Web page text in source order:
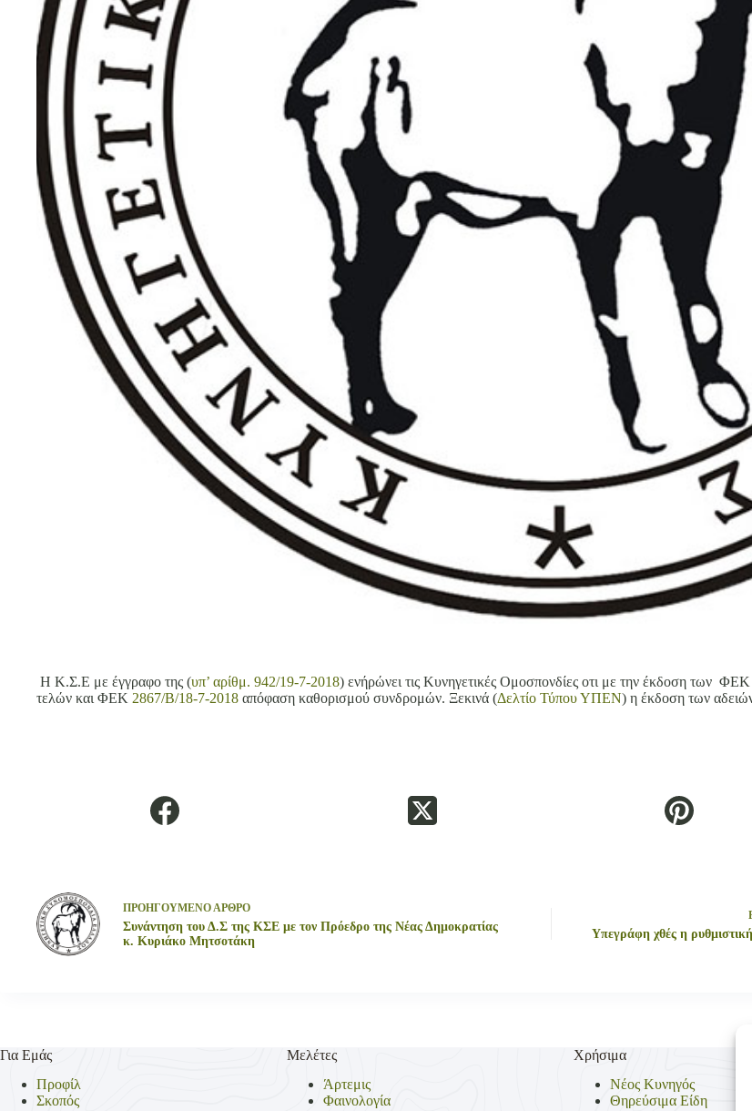
Η Κ.Σ.Ε με έγγραφο της (υπ’ αρίθμ. 942/19-7-2018) ενήρώνει τις Κυνηγετικές Ομοσπονδίες οτι με την έκδοση των ΦΕΚ
τελών και ΦΕΚ 2867/B/18-7-2018 απόφαση καθορισμού συνδρομών. Ξεκινά (Δελτίο Τύπου ΥΠΕΝ) η έκδοση των
ΠΡΟΗΓΟΥΜΕΝΟΑΡΘΡΟ
Συνάντηση του Δ.Σ της ΚΣΕ με τον Πρόεδρο της Νέας Δημοκρατίας
κ. Κυριάκο Μητσοτάκη
Υπεγράφη χθές η
Για Εμάς
Προφίλ
Σκοπός
Μελέτες
Άρτεμις
Φαινολογία
Χρήσιμα
Νέος Κυνηγός
Θηρεύσιμα Είδη